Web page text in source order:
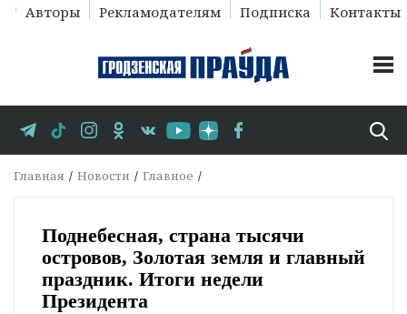
Авторы Рекламодателям Подписка Контакты
Главная Новости Главное
Поднебесная, страна тысячи
островов, Золотая земля и главный
праздник. Итоги недели
Президента